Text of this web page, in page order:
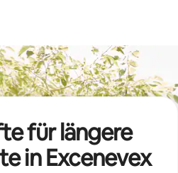
für längere
in Excenevex